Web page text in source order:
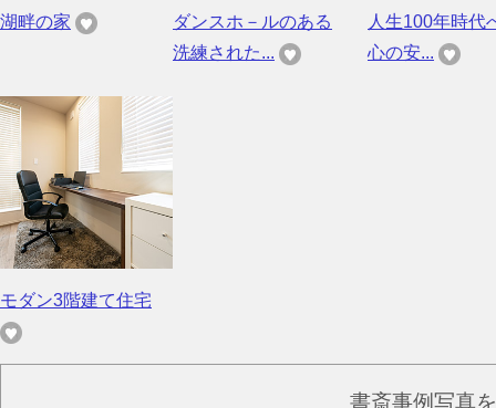
湖畔の家
ダンスホ－ルのある
洗練された...
人生100年時代
心の安...
モダン3階建て住宅
書斎事例写真